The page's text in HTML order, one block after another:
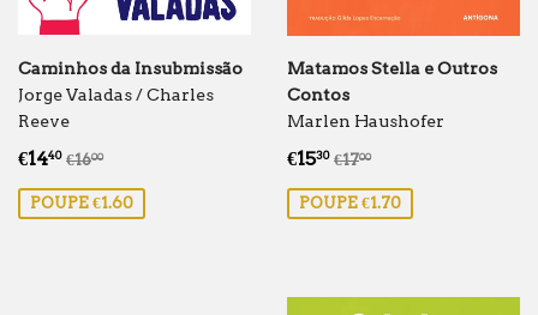
Caminhos da Insubmissão
Jorge Valadas / Charles
Reeve
Preço
de
saldo
€1440 €14.40
Preço normal
€1600
POUPE €1.60
Matamos Stella e Outros
Contos
Marlen Haushofer
Preço
de
saldo
€1530 €15.30
Preço normal
€1700
POUPE €1.70